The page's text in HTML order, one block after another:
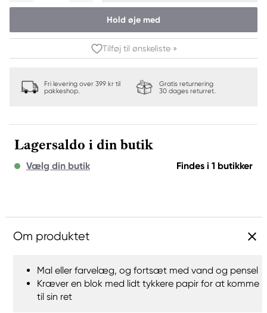
Hold øje med
Tilføj til ønskeliste »
Fri levering over 399 kr til
pakkeshop.
Gratis returnering
30 dages returret.
Lagersaldo i din butik
Vælg din butik Findes i 1 butikker
Om produktet
Mal eller farvelæg, og fortsæt med vand og pensel
Kræver en blok med lidt tykkere papir for at komme
til sin ret